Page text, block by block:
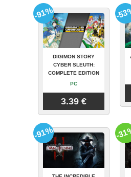
DIGIMON STORY
CYBER SLEUTH:
COMPLETE EDITION
PC
3.39 €
-91% -
-91% -